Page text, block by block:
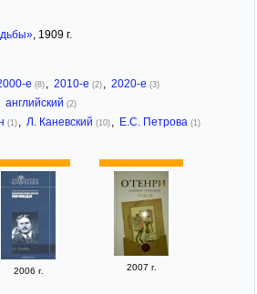
, 1909 г.
е (8) 2010-е (2) 2020-е (3)
английский (2)
(1) Л. Каневский (10) Е.С. Петрова (1)
2006 г. 2007 г.